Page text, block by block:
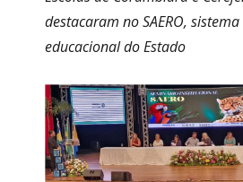
destacaram no SAERO,
educacional do Estado